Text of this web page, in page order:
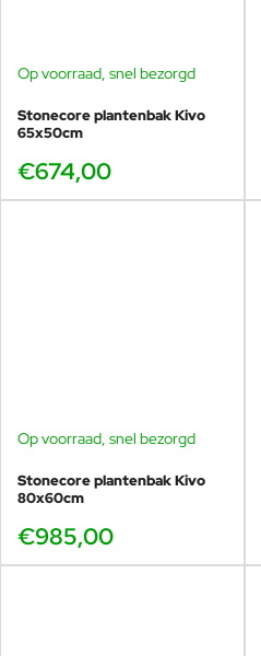
Op voorraad, snel bezorgd
Stonecore plantenbak Kivo
65x50cm
€674,00
Op voorraad, snel bezorgd
Stonecore plantenbak Kivo
80x60cm
€985,00